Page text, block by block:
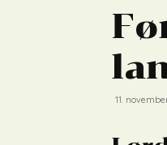
11.